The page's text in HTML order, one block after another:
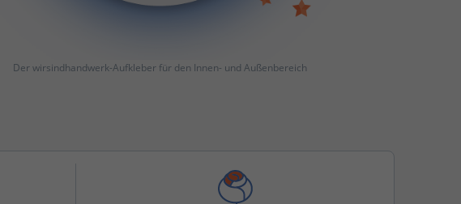
Der wirsindhandwerk-Aufkleber für den Innen- und Außenbereich